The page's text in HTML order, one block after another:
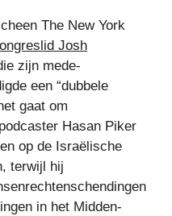
The New York
Josh
zijn mede-
een “dubbele
gaat om
Hasan Piker
op de Israëlische
terwijl hij
in het Midden-